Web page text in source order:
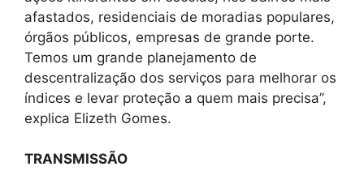
afastados, residenciais de moradias populares,
órgãos públicos, empresas de grande porte.
Temos um grande planejamento de
descentralização dos serviços para melhorar os
índices e levar proteção a quem mais precisa”,
explica Elizeth Gomes.
TRANSMISSÃO